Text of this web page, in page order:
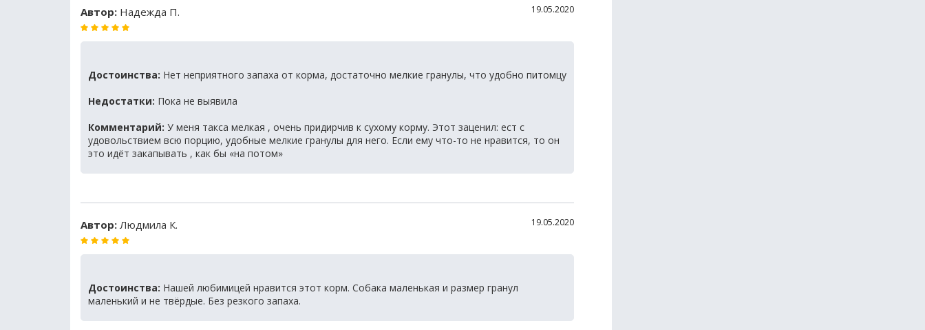
Автор: Надежда П. 19.05.2020
Достоинства: Нет неприятного запаха от корма, достаточно мелкие гранулы, что удобно питомцу
Недостатки: Пока не выявила
Комментарий: У меня такса мелкая , очень придирчив к сухому корму. Этот заценил: ест с
удовольствием всю порцию, удобные мелкие гранулы для него. Если ему что-то не нравится, то он
это идёт закапывать , как бы «на потом»
Автор: Людмила К. 19.05.2020
Достоинства: Нашей любимицей нравится этот корм. Собака маленькая и размер гранул
маленький и не твёрдые. Без резкого запаха.